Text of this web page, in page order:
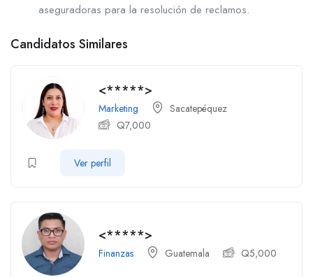
aseguradoras para la resolución de reclamos.
Candidatos Similares
<*****>
Marketing
Sacatepéquez
Q7,000
Ver perfil
<*****>
Finanzas Guatemala Q5,000